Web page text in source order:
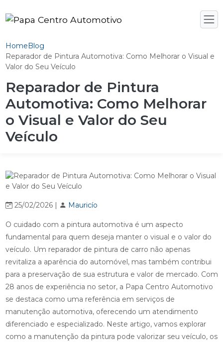
HomeBlog
Reparador de Pintura Automotiva: Como Melhorar o Visual e
Valor do Seu Veículo
Reparador de Pintura
Automotiva: Como Melhorar
o Visual e Valor do Seu
Veículo
25/02/2026 | Mauricío
O cuidado com a pintura automotiva é um aspecto
fundamental para quem deseja manter o visual e o valor do
veículo. Um reparador de pintura de carro não apenas
revitaliza a aparência do automóvel, mas também contribui
para a preservação de sua estrutura e valor de mercado. Com
28 anos de experiência no setor, a Papa Centro Automotivo
se destaca como uma referência em serviços de
manutenção automotiva, oferecendo um atendimento
diferenciado e especializado. Neste artigo, vamos explorar
como a manutenção da pintura pode valorizar seu veículo, os